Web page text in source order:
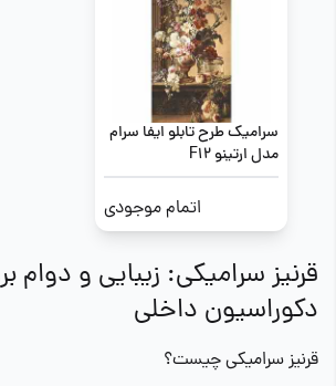
سرامیک طرح تابلو ایفا سرام
مدل ارتینو F12
اتمام موجودی
قرنیز سرامیکی: زیبایی و دوام
دکوراسیون داخلی
قرنیز سرامیکی چیست؟